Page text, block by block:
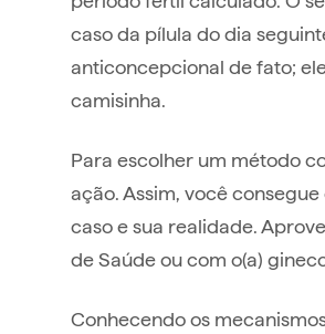
caso da pílula do dia
anticoncepcional de fato;
camisinha.
Para escolher um método
ação. Assim, você
caso e sua realidade.
de Saúde ou com o(a)
Conhecendo os